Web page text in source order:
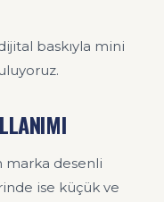
baskıyla mini
marka desenli
ise küçük ve